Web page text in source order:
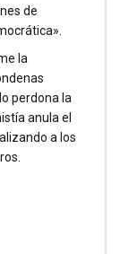
de
la
perdona la
anula el
a los